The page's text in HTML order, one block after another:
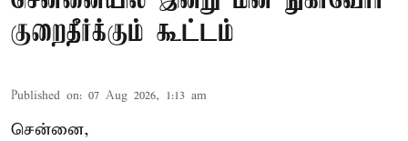
குறைதீர்க்கும் கூட்டம்
Published on: 07 Aug 2026, 1:13 am
சென்னை,